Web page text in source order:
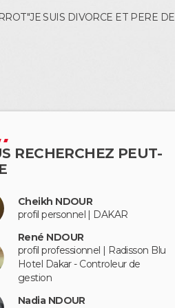
SUIS DIVORCE ET PERE DE
RECHERCHEZ PEUT-
Cheikh NDOUR
profil personnel | DAKAR
René NDOUR
profil professionnel | Radisson Blu
Hotel Dakar - Controleur de
gestion
Nadia NDOUR